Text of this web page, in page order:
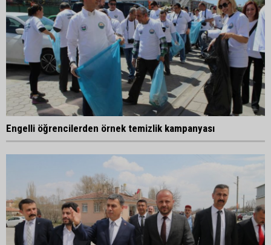
Engelli öğrencilerden örnek temizlik kampanyası